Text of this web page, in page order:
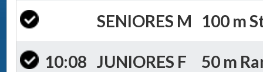
SENIORES M 100 m
10:08 JUNIORES F 50 m